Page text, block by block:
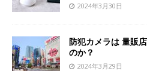
2024年3月30日
防犯カメラは 量販
のか？
2024年3月29日